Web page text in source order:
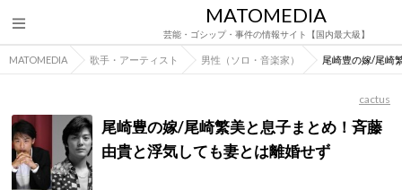
MATOMEDIA
芸能・ゴシップ・事件の情報サイト【国内最大級】
MATOMEDIA 歌手・アーティスト 男性（ソロ・音楽家） 尾崎豊の嫁/尾崎
cactus
尾崎豊の嫁/尾崎繁美と息子まとめ！斉藤
由貴と浮気しても妻とは離婚せず